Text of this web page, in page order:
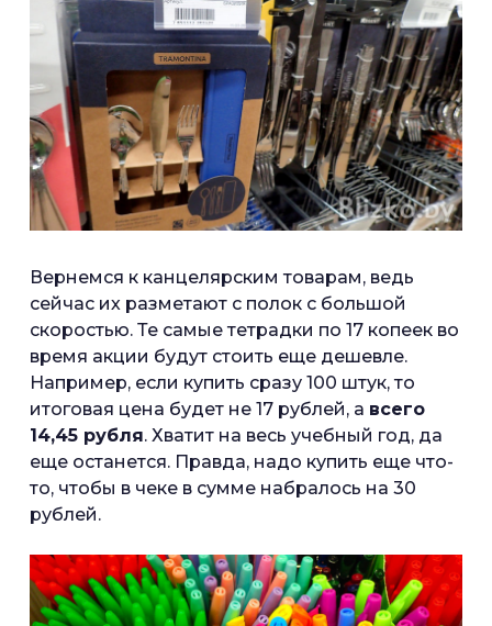
Вернемся к канцелярским товарам, ведь
сейчас их разметают с полок с большой
скоростью. Те самые тетрадки по 17 копеек во
время акции будут стоить еще дешевле.
Например, если купить сразу 100 штук, то
итоговая цена будет не 17 рублей, а всего
14,45 рубля. Хватит на весь учебный год, да
еще останется. Правда, надо купить еще что-
то, чтобы в чеке в сумме набралось на 30
рублей.